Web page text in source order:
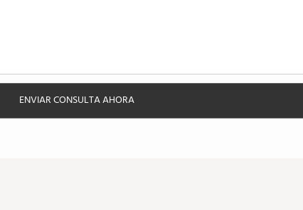
ENVIAR CONSULTA AHORA